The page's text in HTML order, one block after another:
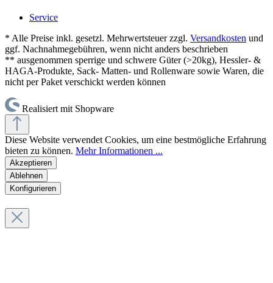
Service
* Alle Preise inkl. gesetzl. Mehrwertsteuer zzgl. Versandkosten und
ggf. Nachnahmegebühren, wenn nicht anders beschrieben
** ausgenommen sperrige und schwere Güter (>20kg), Hessler- &
HAGA-Produkte, Sack- Matten- und Rollenware sowie Waren, die
nicht per Paket verschickt werden können
Realisiert mit Shopware
Diese Website verwendet Cookies, um eine bestmögliche Erfahrung
bieten zu können. Mehr Informationen ...
Akzeptieren
Ablehnen
Konfigurieren